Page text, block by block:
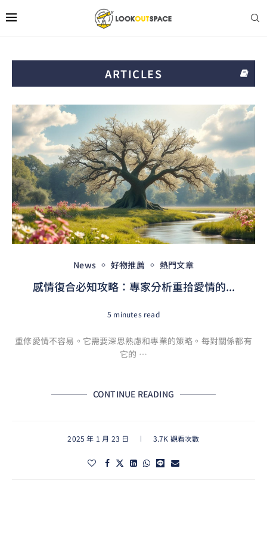
ARTICLES
News 好物推薦 熱門文章
感情復合必知攻略：專家分析重拾愛情的...
5 minutes read
重修愛情不容易。它需要深思熟慮和專業的策略。每對關係都有
它的 …
CONTINUE READING
2025 年 1 月 23 日 3.7K 觀看次數